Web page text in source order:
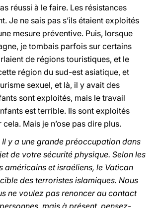
réussi à le faire. Les résistances
Je ne sais pas s’ils étaient exploités
mesure préventive. Puis, lorsque
je tombais parfois sur certains
de régions touristiques, et le
région du sud-est asiatique, et
sexuel, et là, il y avait des
sont exploités, mais le travail
est terrible. Ils sont exploités
Mais je n’ose pas dire plus.
y a une grande préoccupation dans
de votre sécurité physique. Selon les
américains et israéliens, le Vatican
des terroristes islamiques. Nous
ne voulez pas renoncer au contact
mais à présent, pensez-